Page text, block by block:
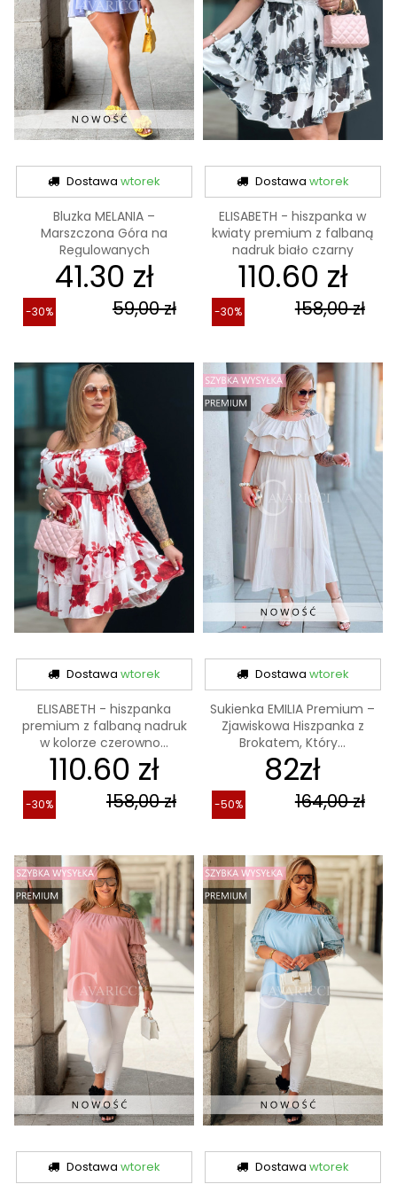
Dostawawtorek
Bluzka MELANIA –
Marszczona Góra na
Regulowanych
Ramiączkach,...
41.30 zł
59,00 zł
-30%
Dostawa wtorek
ELISABETH - hiszpanka w
kwiaty premium z falbaną
nadruk biało czarny
110.60 zł
158,00 zł
-30%
Dostawawtorek
ELISABETH - hiszpanka
premium z falbaną nadruk
w kolorze czerowno...
110.60 zł
158,00 zł
-30%
Dostawa wtorek
Sukienka EMILIA Premium –
Zjawiskowa Hiszpanka z
Brokatem, Który...
82zł
164,00 zł
-50%
Dostawawtorek Dostawa wtorek